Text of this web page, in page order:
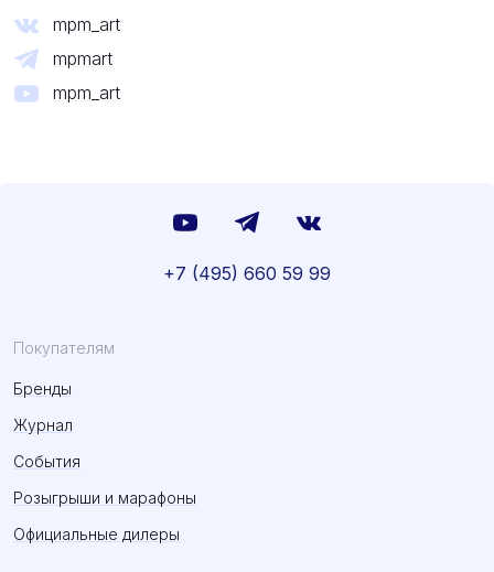
mpm_art
mpmart
mpm_art
Покупателям
Бренды
Журнал
События
Розыгрыши и марафоны
Официальные дилеры
+7 (495) 660 59 99